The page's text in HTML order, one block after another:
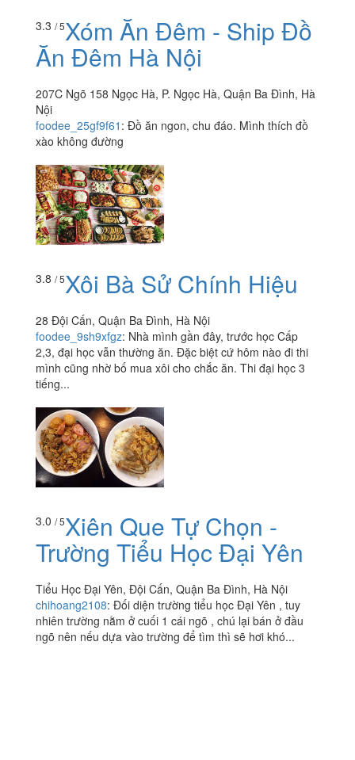
3.3 / 5Xóm Ăn Đêm - Ship Đồ
Ăn Đêm Hà Nội
207C Ngõ 158 Ngọc Hà, P. Ngọc Hà, Quận Ba Đình, Hà
Nội
foodee_25gf9f61 : Đồ ăn ngon, chu đáo. Mình thích đồ
xào không đường
3.8 / 5Xôi Bà Sử Chính Hiệu
28 Đội Cấn, Quận Ba Đình, Hà Nội
foodee_9sh9xfgz: Nhà mình gần đây, trước học Cấp
2,3, đại học vẫn thường ăn. Đặc biệt cứ hôm nào đi thi
mình cũng nhờ bố mua xôi cho chắc ăn. Thi đại học 3
tiếng...
3.0 / 5Xiên Que Tự Chọn -
Trường Tiểu Học Đại Yên
Tiểu Học Đại Yên, Đội Cấn, Quận Ba Đình, Hà Nội
chihoang2108: Đối diện trường tiểu học Đại Yên , tuy
nhiên trường nằm ở cuối 1 cái ngõ , chú lại bán ở đầu
ngõ nên nếu dựa vào trường để tìm thì sẽ hơi khó...